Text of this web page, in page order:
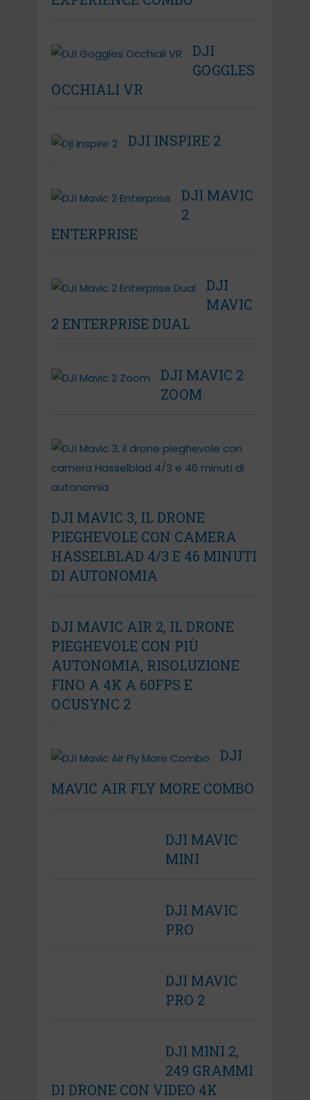
DJI
GOGGLES
OCCHIALI VR
DJI INSPIRE 2
DJI MAVIC
2
ENTERPRISE
DJI
MAVIC
2 ENTERPRISE DUAL
DJI MAVIC 2
ZOOM
DJI MAVIC 3, IL DRONE
PIEGHEVOLE CON CAMERA
HASSELBLAD 4/3 E 46 MINUTI
DI AUTONOMIA
DJI MAVIC AIR 2, IL DRONE
PIEGHEVOLE CON PIÙ
AUTONOMIA, RISOLUZIONE
FINO A 4K A 60FPS E
OCUSYNC 2
DJI
MAVIC AIR FLY MORE COMBO
DJI MAVIC
MINI
DJI MAVIC
PRO
DJI MAVIC
PRO 2
DJI MINI 2,
249 GRAMMI
DI DRONE CON VIDEO 4K